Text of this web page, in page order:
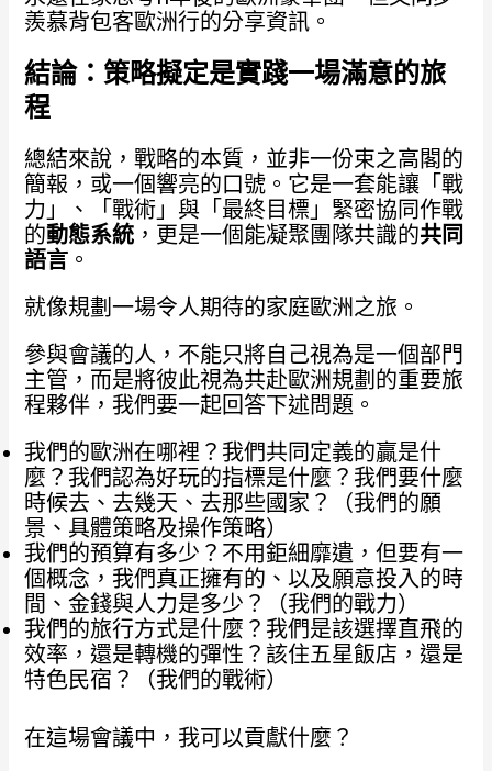
羨慕背包客歐洲行的分享資訊。
結論：策略擬定是實踐一場滿意的旅
程
總結來說，戰略的本質，並非一份束之高閣的
簡報，或一個響亮的口號。它是一套能讓「戰
力」、「戰術」與「最終目標」緊密協同作戰
的動態系統，更是一個能凝聚團隊共識的共同
語言。
就像規劃一場令人期待的家庭歐洲之旅。
參與會議的人，不能只將自己視為是一個部門
主管，而是將彼此視為共赴歐洲規劃的重要旅
程夥伴，我們要一起回答下述問題。
我們的歐洲在哪裡？我們共同定義的贏是什
麼？我們認為好玩的指標是什麼？我們要什麼
時候去、去幾天、去那些國家？（我們的願
景、具體策略及操作策略）
我們的預算有多少？不用鉅細靡遺，但要有一
個概念，我們真正擁有的、以及願意投入的時
間、金錢與人力是多少？（我們的戰力）
我們的旅行方式是什麼？我們是該選擇直飛的
效率，還是轉機的彈性？該住五星飯店，還是
特色民宿？（我們的戰術）
在這場會議中，我可以貢獻什麼？